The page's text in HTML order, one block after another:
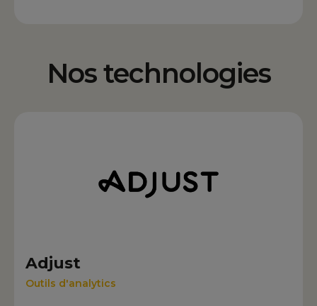
Nos technologies
Adjust
Outils d'analytics